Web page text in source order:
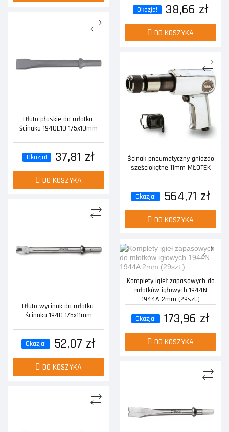
Okazja! 38,66 zł
DO KOSZYKA
Dłuto płaskie do młotka-
ścinaka 1940E10 175x10mm
Okazja! 37,81 zł
DO KOSZYKA
Ścinak pneumatyczny gniazdo
sześciokątne 11mm MŁOTEK
Okazja! 564,71 zł
DO KOSZYKA
Dłuto wycinak do młotka-
ścinaka 1940 175x11mm
Okazja! 52,07 zł
DO KOSZYKA
Komplety igieł zapasowych do
młotków igłowych 1944N
1944A 2mm (29szt.)
Okazja! 173,96 zł
DO KOSZYKA